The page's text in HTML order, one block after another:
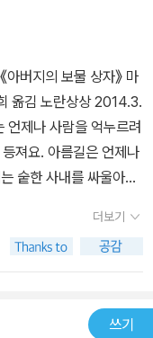
버지의 보물 상자》 마
옮김 노란상상 2014.3.
제나 사람을 억누르려
져요. 아름길은 언제나
숱한 사내를 싸울아비
짓(성폭력)을 일삼도록
는 엉터리짓으로 물들
에서 아이한테 ‘가장 빛
야기를 담은 책’ 하나
더보기
쓰기